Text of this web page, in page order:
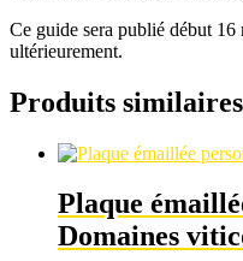
Ce guide sera publié début
ultérieurement.
Produits similaires
Plaque
Domaines